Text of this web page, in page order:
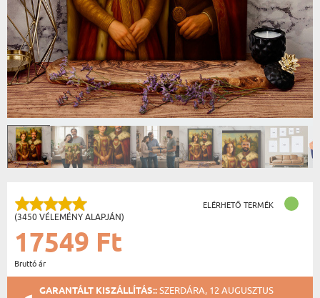
(3450 VÉLEMÉNY ALAPJÁN)
ELÉRHETŐ TERMÉK
17549 Ft
Bruttó ár
GARANTÁLT KISZÁLLÍTÁS::SZERDÁRA, 12 AUGUSZTUS